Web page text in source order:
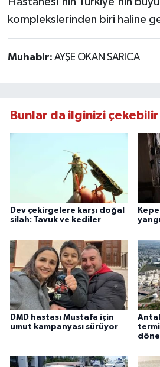
komplekslerinden biri haline
Muhabir: AYŞE OKAN SARICA
Bunlar da ilginizi çekebilir
Dev çekirgelere karşı doğal
silah: Tavuk ve kediler
DMD hastası Mustafa için
umut kampanyası sürüyor